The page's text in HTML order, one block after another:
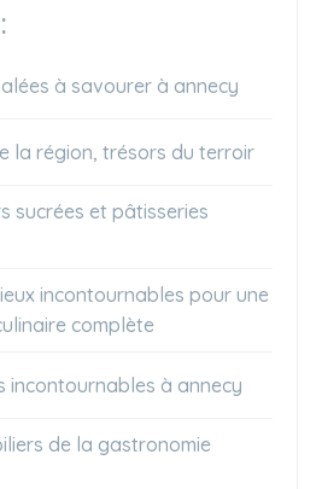
à savourer à annecy
la région, trésors du terroir
sucrées et pâtisseries
incontournables pour une
complète
incontournables à annecy
de la gastronomie